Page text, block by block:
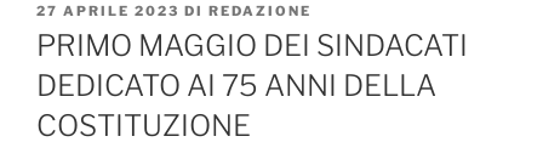
PUBBLICATO
IL
27 APRILE 2023 DI REDAZIONE
PRIMO MAGGIO DEI SINDACATI
DEDICATO AI 75 ANNI DELLA
COSTITUZIONE